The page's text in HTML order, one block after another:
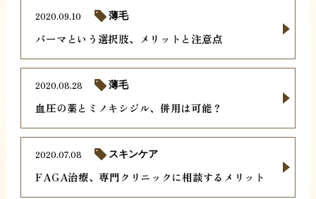
パーマという選択肢、メリットと注意点
2020.09.10 薄毛
血圧の薬とミノキシジル、併用は可能？
2020.08.28 薄毛
FAGA治療、専門クリニックに相談するメリット
2020.07.08 スキンケア